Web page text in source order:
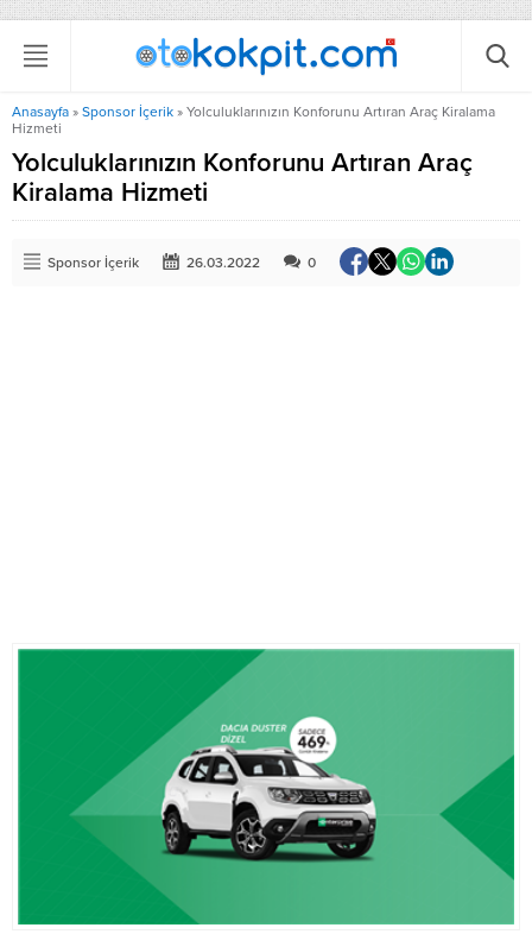
Anasayfa » Sponsor İçerik » Yolculuklarınızın Konforunu Artıran Araç Kiralama
Hizmeti
Yolculuklarınızın Konforunu Artıran Araç
Kiralama Hizmeti
Sponsor İçerik 26.03.2022 0